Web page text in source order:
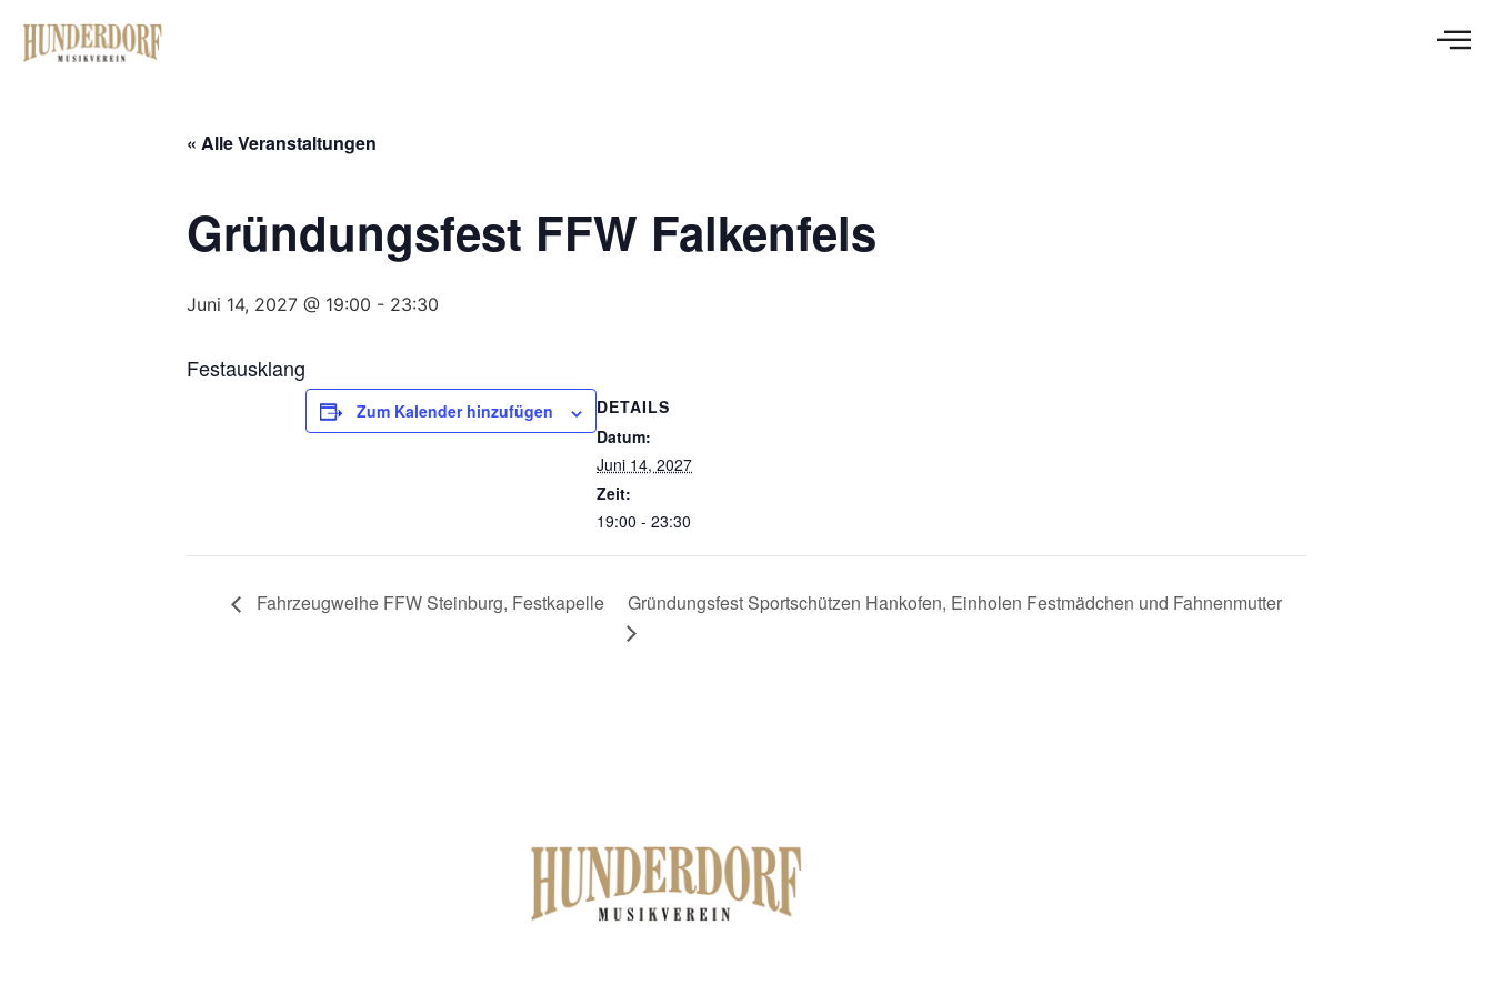
« Alle Veranstaltungen
Gründungsfest FFW Falkenfels
Juni 14, 2027 @ 19:00 - 23:30
Festausklang
Zum Kalender hinzufügen
DETAILS
Datum:
Juni 14, 2027
Zeit:
19:00 - 23:30
Fahrzeugweihe FFW Steinburg, Festkapelle Gründungsfest Sportschützen Hankofen, Einholen Festmädchen und Fahnenmutter